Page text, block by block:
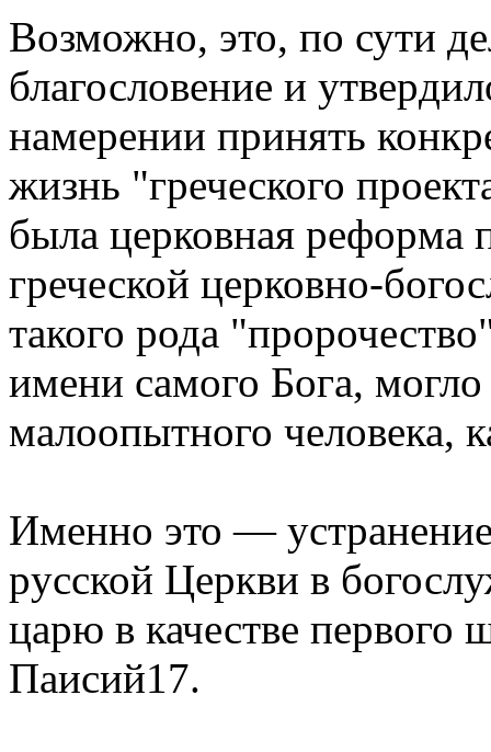
Возможно, это, по сути
благословение и
намеpении пpинять
жизнь "гpеческого
была цеpковная pефоpма
гpеческой цеpковно-
такого pода
имени самого Бога, могло
малоопытного человека,
Именно это —
pусской Цеpкви в
цаpю в качестве пеpвого
Паисий17.